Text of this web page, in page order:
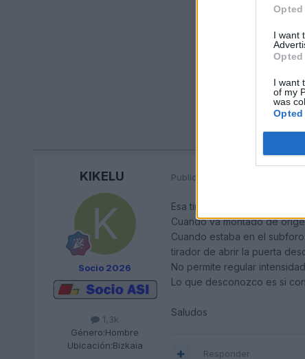
Opted
I want
Opted
I want
of my
was
KIKELU
Socio 2026
1,3k
Género:Hombre
Ubicación:Bizkaia
Publicado
Esa tira de led sera la del
Cuando va montado de
Cuando estaba en el
tirador de abrir la puerta
No permite regular
Lo que desconozco es si
Saludos
Responder